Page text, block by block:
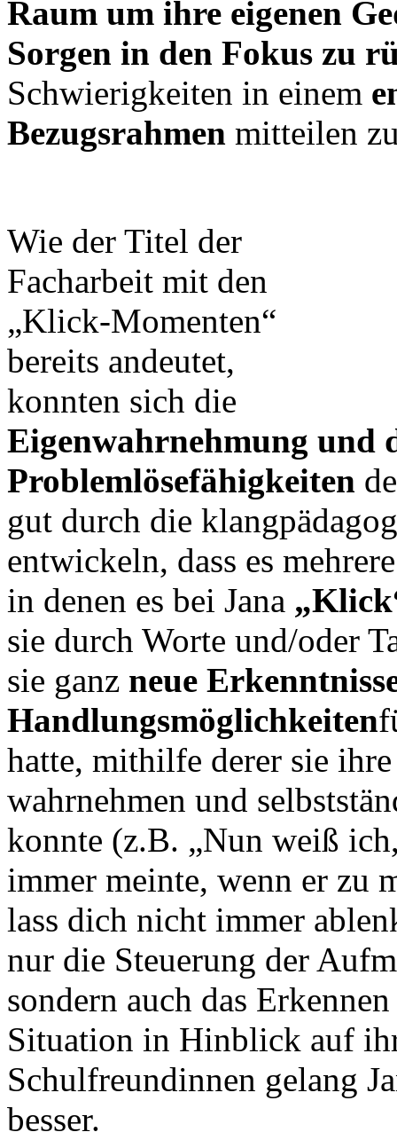
Raum um ihre eigenen
Sorgen in den Fokus zu
Schwierigkeiten in einem
Bezugsrahmen mitteilen
Wie der Titel der
Facharbeit mit den
„Klick-Momenten“
bereits andeutet,
konnten sich die
Eigenwahrnehmung und
Problemlösefähigkeiten
gut durch die
entwickeln, dass es
in denen es bei Jana
sie durch Worte und/oder
sie ganz neue
Handlungsmöglichkeiten
hatte, mithilfe derer sie ihre
wahrnehmen und
konnte (z.B. „Nun weiß
immer meinte, wenn er zu
lass dich nicht immer
nur die Steuerung der
sondern auch das
Situation in Hinblick auf
Schulfreundinnen gelang
besser.